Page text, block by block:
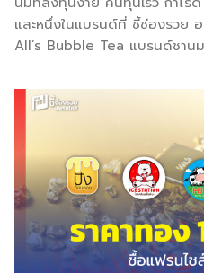
จำหน่ายในราคาเริ่มต้น 25 บาท
และหนึ่งในแบรนด์ที่ ชี้ช่องรวย
All’s Bubble Tea แบรนด์ชา
ประกอบการที่มองเห็นโอกาสใน
กลุ่มลูกค้าได้หลากหลาย ทั้งวัย
ชุมชน โดยออกแบบโมเดลให้เ
ต้องการมีธุรกิจเป็นของตัวเอง
อร่อยไม่จำเป็นต้องแพง”
กลมกล่อม และรูปแบบการขายที่
Bubble Tea มีให้เลือกหลากห
โซดา, นมสด มีเมนูน่าสนใจ เช่น
ไต้หวัน, ชามะนาว, น้ำผึ้งมะนาว,